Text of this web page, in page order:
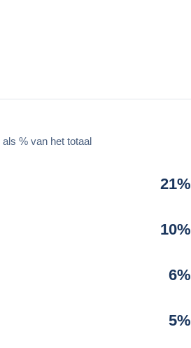
% van het totaal
21%
10%
6%
5%